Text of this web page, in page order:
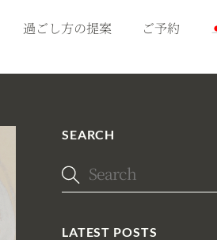
過ごし方の提案 ご予約
SEARCH
LATEST POSTS